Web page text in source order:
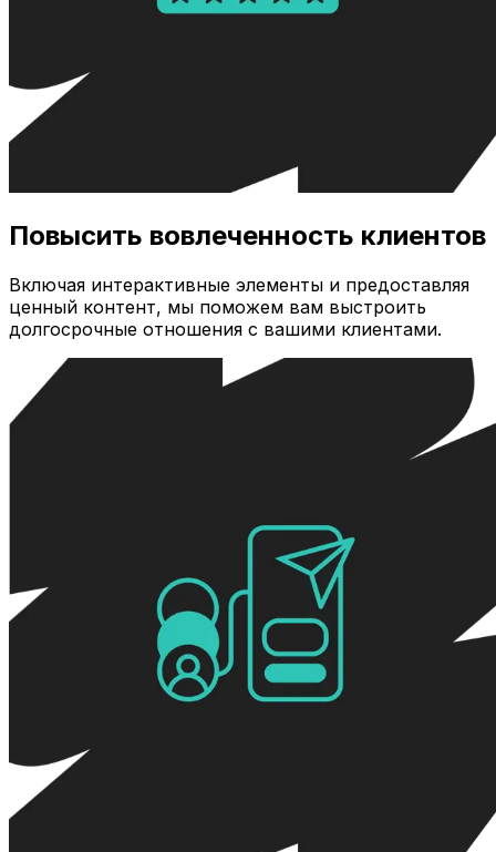
Повысить вовлеченность клиентов
Включая интерактивные элементы и предоставляя
ценный контент, мы поможем вам выстроить
долгосрочные отношения с вашими клиентами.